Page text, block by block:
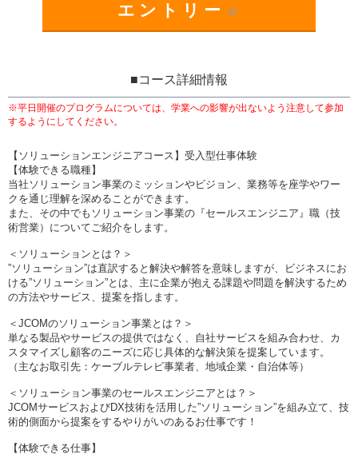
エントリー
■コース詳細情報
※平日開催のプログラムについては、学業への影響が出ないよう注意して参加
するようにしてください。
【ソリューションエンジニアコース】受入型仕事体験
【体験できる職種】
当社ソリューション事業のミッションやビジョン、業務等を座学やワー
クを通じ理解を深めることができます。
また、その中でもソリューション事業の『セールスエンジニア』職（技
術営業）についてご紹介をします。
＜ソリューションとは？＞
”ソリューション”は直訳すると解決や解答を意味しますが、ビジネスにお
ける”ソリューション”とは、主に企業が抱える課題や問題を解決するため
の方法やサービス、提案を指します。
＜JCOMのソリューション事業とは？＞
単なる製品やサービスの提供ではなく、自社サービスを組み合わせ、カ
スタマイズし顧客のニーズに応じ具体的な解決策を提案しています。
（主なお取引先：ケーブルテレビ事業者、地域企業・自治体等）
＜ソリューション事業のセールスエンジニアとは？＞
JCOMサービスおよびDX技術を活用した”ソリューション”を組み立て、技
術的側面から提案をするやりがいのあるお仕事です！
【体験できる仕事】